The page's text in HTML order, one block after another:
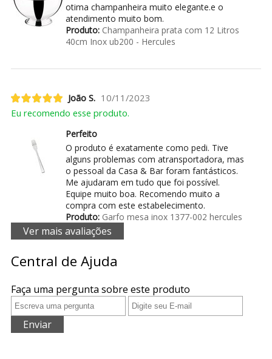
otima champanheira muito elegante.e o
atendimento muito bom.
Produto:Champanheira prata com 12 Litros
40cm Inox ub200 - Hercules
João S. 10/11/2023
Eu recomendo esse produto.
Perfeito
O produto é exatamente como pedi. Tive
alguns problemas com atransportadora, mas
o pessoal da Casa & Bar foram fantásticos.
Me ajudaram em tudo que foi possível.
Equipe muito boa. Recomendo muito a
compra com este estabelecimento.
Produto:Garfo mesa inox 1377-002 hercules
Ver mais avaliações
Central de Ajuda
Faça uma pergunta sobre este produto
Enviar